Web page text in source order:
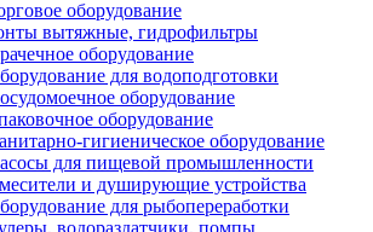
оборудование
вытяжные, гидрофильтры
оборудование
для водоподготовки
оборудование
оборудование
гигиеническое оборудование
для пищевой промышленности
и душирующие устройства
для рыбопереработки
водораздатчики, помпы